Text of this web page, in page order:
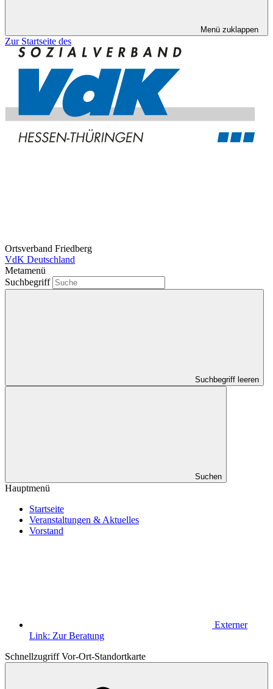
Menü zuklappen
Zur Startseite des
Ortsverband Friedberg
VdK Deutschland
Metamenü
Suchbegriff
Suchbegriff leeren
Suchen
Hauptmenü
Startseite
Veranstaltungen & Aktuelles
Vorstand
Externer
Link: Zur Beratung
Schnellzugriff Vor-Ort-Standortkarte